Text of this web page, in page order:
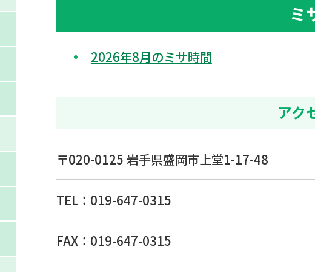
ミ
2026年8月のミサ時間
アク
〒020-0125 岩手県盛岡市上堂1-17-48
TEL： 019-647-0315
FAX：019-647-0315